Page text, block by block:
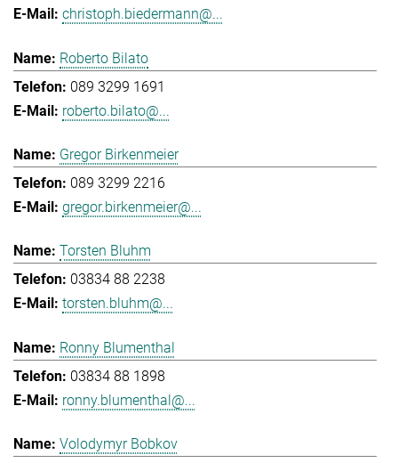
christoph.biedermann@...
Roberto Bilato
089 3299 1691
roberto.bilato@...
Gregor Birkenmeier
089 3299 2216
gregor.birkenmeier@...
Torsten Bluhm
03834 88 2238
torsten.bluhm@...
Ronny Blumenthal
03834 88 1898
ronny.blumenthal@...
Volodymyr Bobkov